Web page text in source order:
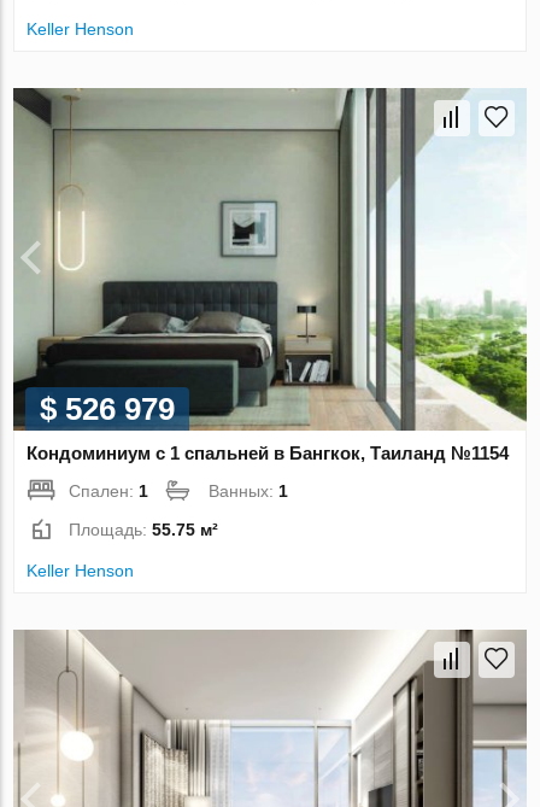
Keller Henson
$ 526 979
Кондоминиум с 1 спальней в Бангкок, Таиланд №1154
Спален: 1 Ванных: 1
Площадь:55.75 м²
Keller Henson